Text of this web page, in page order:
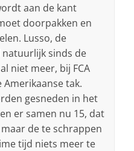
aan de kant
doorpakken en
Lusso, de
sinds de
niet meer, bij FCA
Amerikaanse tak.
gesneden in het
er samen nu 15, dat
de te schrappen
tijd niets meer te